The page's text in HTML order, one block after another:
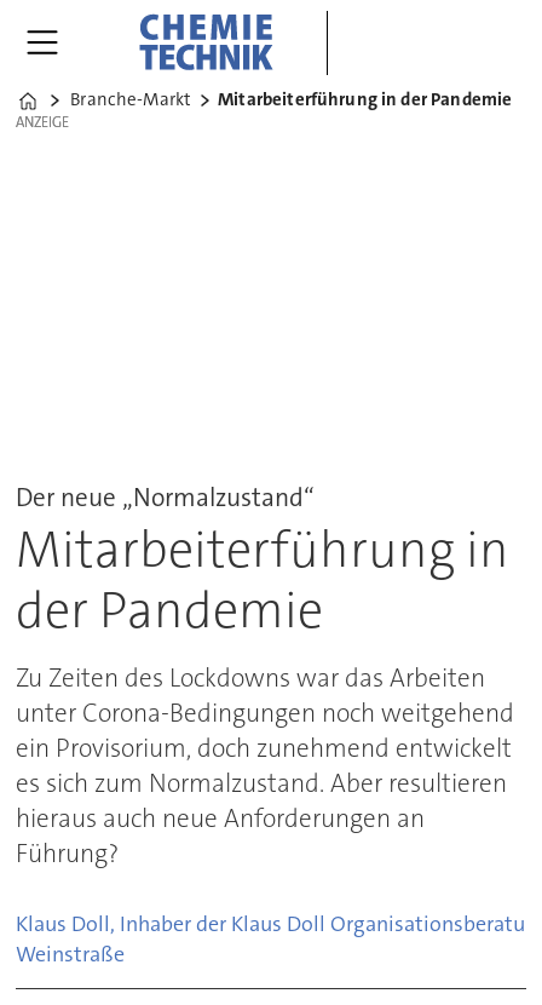
Home
Branche-Markt Mitarbeiterführung in der Pandemie
ANZEIGE
ANZEIGE
Der neue „Normalzustand“
Mitarbeiterführung in
der Pandemie
Zu Zeiten des Lockdowns war das Arbeiten
unter Corona-Bedingungen noch weitgehend
ein Provisorium, doch zunehmend entwickelt
es sich zum Normalzustand. Aber resultieren
hieraus auch neue Anforderungen an
Führung?
Klaus Doll, Inhaber der Klaus Doll
Weinstraße